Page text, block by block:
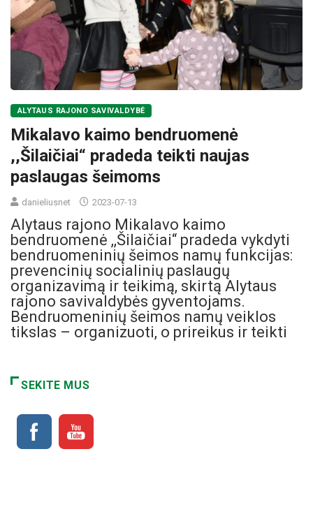
ALYTAUS RAJONO SAVIVALDYBĖ
Mikalavo kaimo bendruomenė
,,Šilaičiai“ pradeda teikti naujas
paslaugas šeimoms
danieliusnet 2023-07-13
Alytaus rajono Mikalavo kaimo
bendruomenė ,,Šilaičiai“ pradeda vykdyti
bendruomeninių šeimos namų funkcijas:
prevencinių socialinių paslaugų
organizavimą ir teikimą, skirtą Alytaus
rajono savivaldybės gyventojams.
Bendruomeninių šeimos namų veiklos
tikslas – organizuoti, o prireikus ir teikti
SEKITE MUS